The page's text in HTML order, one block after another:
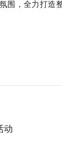
围，全力打造
动